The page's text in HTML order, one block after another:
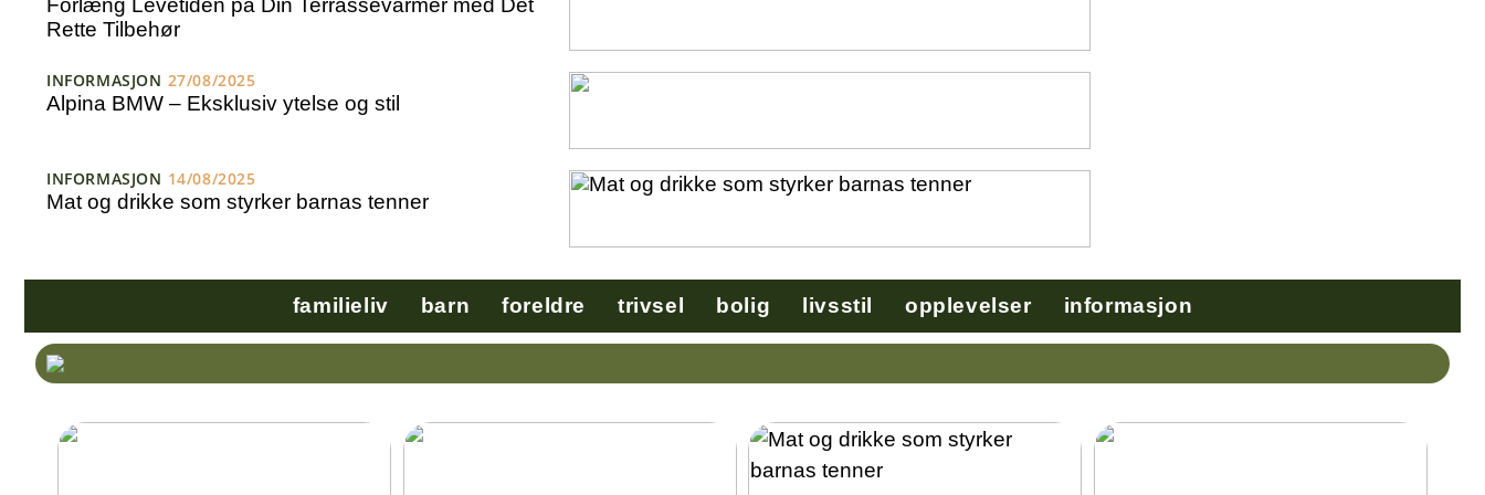
Rette Tilbehør
INFORMASJON 27/08/2025
Alpina BMW – Eksklusiv ytelse og stil
INFORMASJON 14/08/2025
Mat og drikke som styrker barnas tenner
familieliv barn foreldre trivsel bolig livsstil opplevelser informasjon